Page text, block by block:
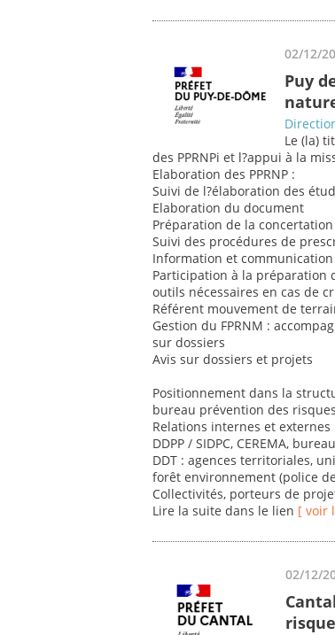
02/12/
Puy
Le (la)
des PPRNPi et l?appui à la
Elaboration des PPRNP :
Suivi de l?élaboration des
Elaboration du document
Préparation de la concertation
Suivi des procédures de
Information et
Participation à la préparation
outils nécessaires en cas de
Référent mouvement de
Gestion du FPRNM :
sur dossiers
Avis sur dossiers et projets
Positionnement dans la
bureau prévention des risques
Relations internes et externes
DDPP / SIDPC, CEREMA,
DDT : agences territoriales,
forêt environnement (police
Collectivités, porteurs de
Lire la suite dans le lien [ voir
02/12/